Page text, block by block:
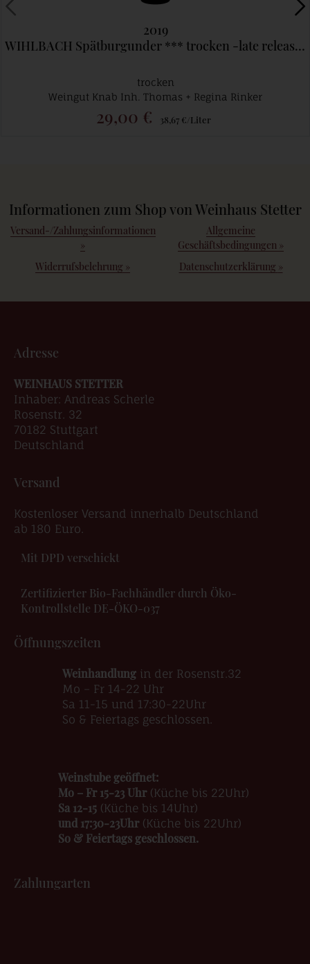
2019
WIHLBACH Spätburgunder *** trocken -late release-
trocken
Weingut Knab Inh. Thomas + Regina Rinker
29,00 € 38,67 €/Liter
Informationen zum Shop von Weinhaus Stetter
Versand-/Zahlungsinformationen
»
Allgemeine
Geschäftsbedingungen »
Widerrufsbelehrung » Datenschutzerklärung »
Adresse
WEINHAUS STETTER
Inhaber: Andreas Scherle
Rosenstr. 32
70182 Stuttgart
Deutschland
Versand
Kostenloser Versand innerhalb Deutschland
ab 180 Euro.
Mit DPD verschickt
Zertifizierter Bio-Fachhändler durch Öko-
Kontrollstelle DE-ÖKO-037
Öffnungszeiten
Weinhandlungin der Rosenstr.32
Mo – Fr 14-22 Uhr
Sa 11-15 und 17:30-22Uhr
So & Feiertags geschlossen.
Weinstube geöffnet:
Mo – Fr 15-23 Uhr(Küche bis 22Uhr)
Sa 12-15(Küche bis 14Uhr)
und 17:30-23Uhr(Küche bis 22Uhr)
So & Feiertags geschlossen.
Zahlungarten